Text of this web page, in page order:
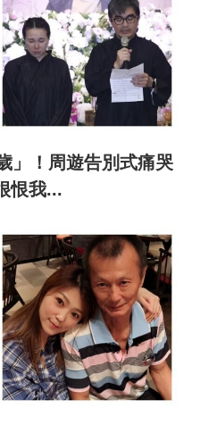
」！周遊告別式痛哭
恨我...